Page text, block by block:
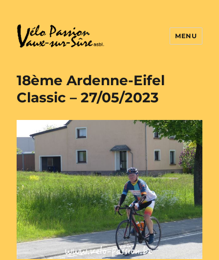
MENU
18ème Ardenne-Eifel
Classic – 27/05/2023